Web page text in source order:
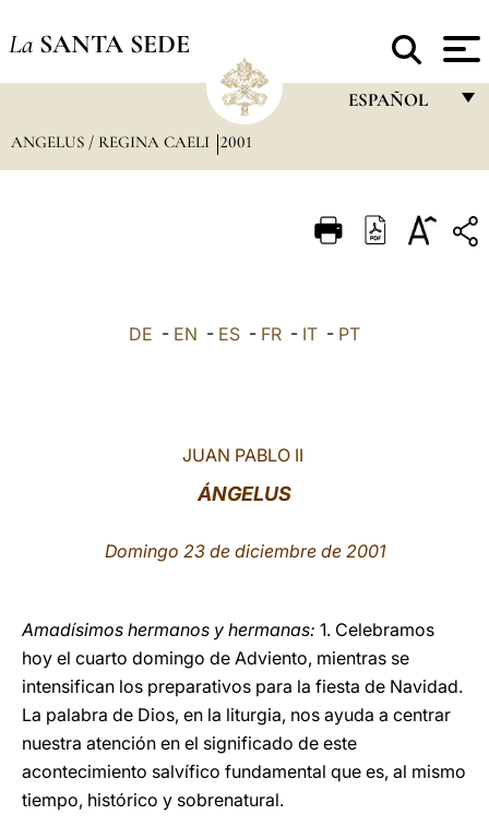
La SANTA SEDE
ESPAÑOL
ITALIANO
ANGELUS / REGINA CAELI 2001
DE - EN - ES - FR - IT - PT
JUAN PABLO II
ÁNGELUS
Domingo 23 de diciembre de 2001
Amadísimos hermanos y hermanas: 1. Celebramos
hoy el cuarto domingo de Adviento, mientras se
intensifican los preparativos para la fiesta de Navidad.
La palabra de Dios, en la liturgia, nos ayuda a centrar
nuestra atención en el significado de este
acontecimiento salvífico fundamental que es, al mismo
tiempo, histórico y sobrenatural.